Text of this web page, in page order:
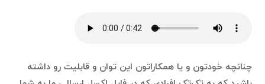
چنانچه خودتون و یا همکاراتون این توان و قابلیت رو داشته